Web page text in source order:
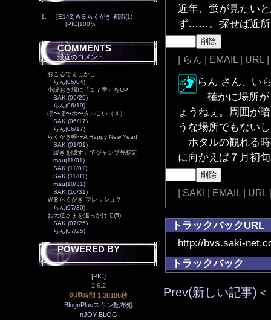
1. [E142]ＷＢらくがき 初詣(1)
[PIC]100％
COMMENTS
最近のコメント
おこるでぇしかし
らん(05/04)
小説おき場に「１７番」をUP
SAKI(06/20)
らん(06/19)
ほ〜ほ〜ホ〜タルこい（４）
SAKI(06/17)
らん(06/17)
らくがき帳〜A Happy New Year!
SAKI(01/01)
「続きを隠す」でジャンプ先指定
mau(11/01)
SAKI(11/01)
SAKI(11/01)
mau(10/31)
SAKI(10/31)
ＷＢらくがき フレッシュ？
らん(07/30)
お天道さまを追っかけて(5)
SAKI(07/25)
らん(07/25)
POWERED BY
[PIC]
2.6.2
処理時間 1.38186秒
BlognPlusスキン配布処
nJOY BLOG
近年、蛍が見たい
ず……。探せば近所
| らん | EMAIL |
らん さん、い
確かに場所が
ょうねぇ。周囲が
うな場所でもない
ホタルの観れる時
に向かえば７月初
| SAKI | EMAIL |
トラックバックURL
http://bvs.saki-
トラックバック
Prev(新しい記事)＜